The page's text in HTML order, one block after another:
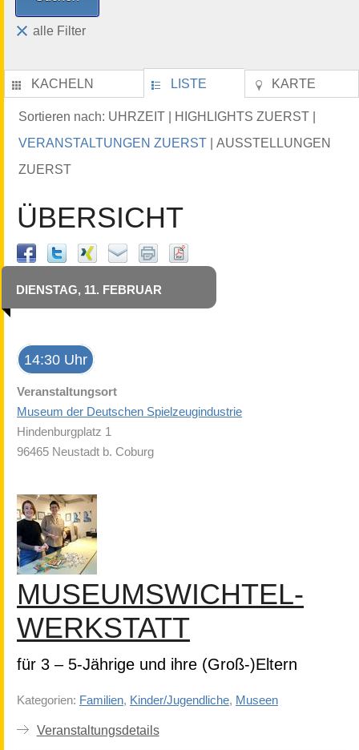
alle Filter
KACHELN LISTE KARTE
Sortieren nach: UHRZEIT HIGHLIGHTS ZUERST
VERANSTALTUNGEN ZUERST
AUSSTELLUNGEN
ZUERST
ÜBERSICHT
DIENSTAG, 11. FEBRUAR
14:30 Uhr
Veranstaltungsort
Museum der Deutschen Spielzeugindustrie
Hindenburgplatz 1
96465 Neustadt b. Coburg
MUSEUMSWICHTEL-
WERKSTATT
für 3 – 5-Jährige und ihre (Groß-)Eltern
Kategorien: Familien, Kinder/Jugendliche, Museen
Veranstaltungsdetails